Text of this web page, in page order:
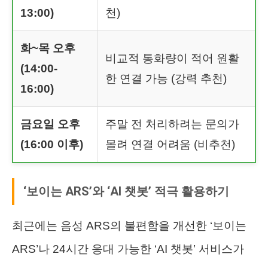
13:00)
천)
화~목 오후
(14:00-
16:00)
비교적 통화량이 적어 원활
한 연결 가능 (강력 추천)
금요일 오후
(16:00 이후)
주말 전 처리하려는 문의가
몰려 연결 어려움 (비추천)
‘보이는 ARS’와 ‘AI 챗봇’ 적극 활용하기
최근에는 음성 ARS의 불편함을 개선한 ‘보이는
ARS’나 24시간 응대 가능한 ‘AI 챗봇’ 서비스가